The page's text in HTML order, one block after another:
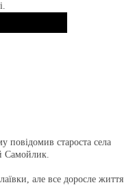
повідомив староста села
Самойлик.
але все доросле життя